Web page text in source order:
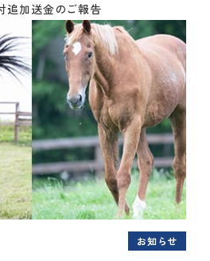
追加送金のご報告
お知らせ